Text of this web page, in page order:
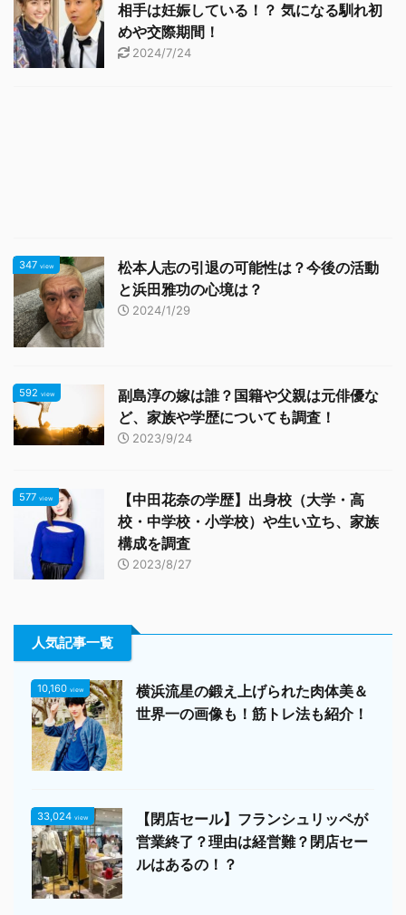
相手は妊娠している！？ 気になる馴れ初
めや交際期間！
2024/7/24
347 view
松本人志の引退の可能性は？今後の活動
と浜田雅功の心境は？
2024/1/29
592 view
副島淳の嫁は誰？国籍や父親は元俳優な
ど、家族や学歴についても調査！
2023/9/24
577 view
【中田花奈の学歴】出身校（大学・高
校・中学校・小学校）や生い立ち、家族
構成を調査
2023/8/27
人気記事一覧
10,160 view
横浜流星の鍛え上げられた肉体美＆
世界一の画像も！筋トレ法も紹介！
33,024 view
【閉店セール】フランシュリッペが
営業終了？理由は経営難？閉店セー
ルはあるの！？